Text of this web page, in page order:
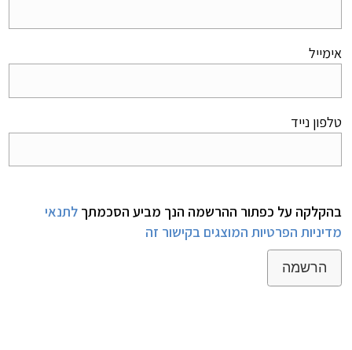
אימייל
טלפון נייד
בהקלקה על כפתור ההרשמה הנך מביע הסכמתךלתנאי
מדיניות הפרטיות המוצגים בקישור זה
הרשמה